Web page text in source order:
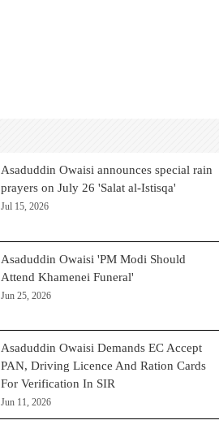
Asaduddin Owaisi announces special rain
prayers on July 26 'Salat al-Istisqa'
Jul 15, 2026
Asaduddin Owaisi 'PM Modi Should
Attend Khamenei Funeral'
Jun 25, 2026
Asaduddin Owaisi Demands EC Accept
PAN, Driving Licence And Ration Cards
For Verification In SIR
Jun 11, 2026